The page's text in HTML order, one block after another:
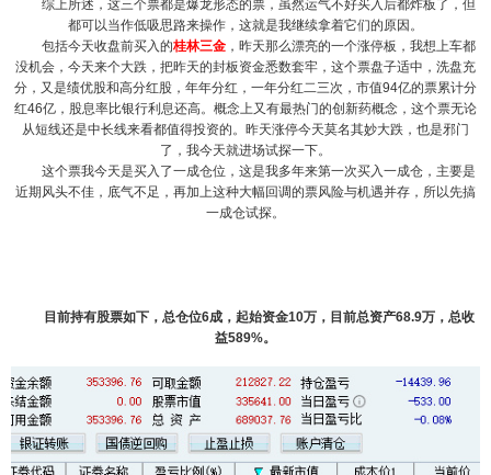
综上所述，这三个票都是爆龙形态的票，虽然运气不好买入后都炸板了，但
都可以当作低吸思路来操作，这就是我继续拿着它们的原因。
包括今天收盘前买入的桂林三金 ，昨天那么漂亮的一个涨停板，我想上车都
没机会，今天来个大跌，把昨天的封板资金悉数套牢，这个票盘子适中，洗盘充
分，又是绩优股和高分红股，年年分红，一年分红二三次，市值94亿的票累计分
红46亿，股息率比银行利息还高。概念上又有最热门的创新药概念，这个票无论
从短线还是中长线来看都值得投资的。昨天涨停今天莫名其妙大跌，也是邪门
了，我今天就进场试探一下。
这个票我今天是买入了一成仓位，这是我多年来第一次买入一成仓，主要是
近期风头不佳，底气不足，再加上这种大幅回调的票风险与机遇并存，所以先搞
一成仓试探。
目前持有股票如下，总仓位6成，起始资金10万，目前总资产68.9万，总收
益589%。